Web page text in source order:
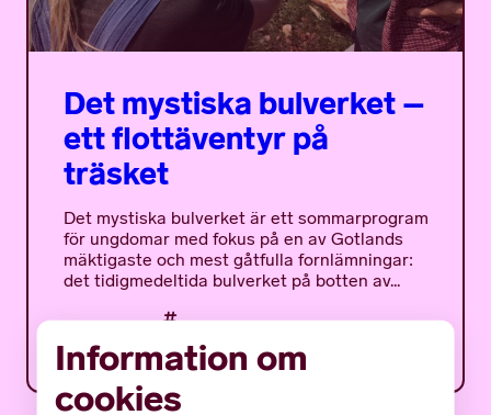
Det mystiska bulverket –
ett flottäventyr på
träsket
Det mystiska bulverket är ett sommarprogram
för ungdomar med fokus på en av Gotlands
mäktigaste och mest gåtfulla fornlämningar:
det tidigmedeltida bulverket på botten av...
Information om
cookies